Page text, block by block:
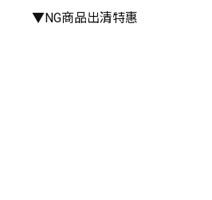
▸廚房⧸浴室相關
▸外出用品
▼NG商品出清特惠